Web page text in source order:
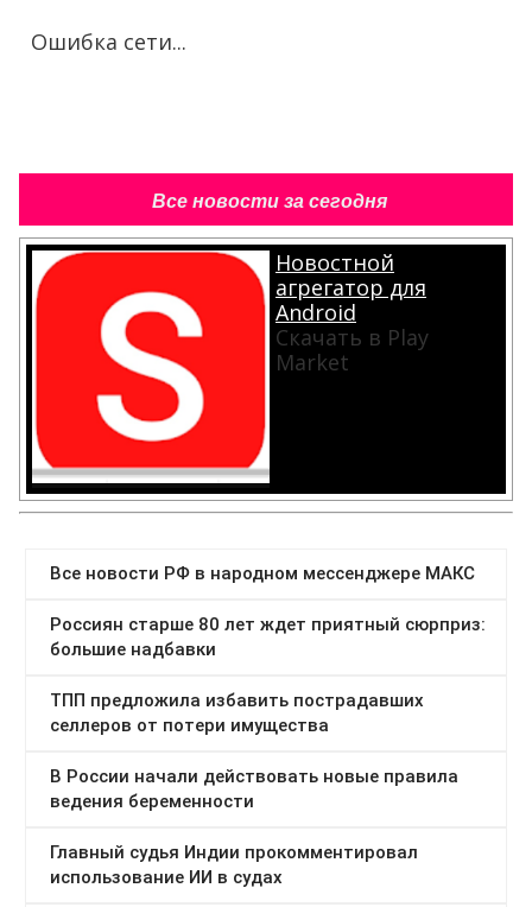
Ошибка сети...
Все новости за сегодня
Новостной
агрегатор для
Android
Скачать в Play
Market